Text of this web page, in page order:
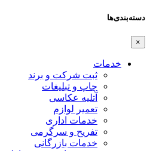
دسته‌بندی‌ها
×
خدمات
ثبت شرکت و برند
چاپ و تبلیغات
آتلیه عکاسی
تعمیر لوازم
خدمات اداری
تفریح و سرگرمی
خدمات بازرگانی